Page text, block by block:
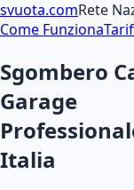
svuota.comRete
Come Funziona
Sgombero
Garage
Italia